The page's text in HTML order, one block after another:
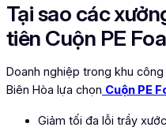
Tại sao các
tiên Cuộn PE
Doanh nghiệp trong khu
Biên Hòa lựa chọn Cuộn PE
Giảm tối đa lỗi trầy xước